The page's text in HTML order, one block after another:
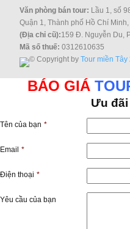
Văn phòng bán tour: Lầu 1, số
Quận 1, Thành phố Hồ Chí
(Địa chỉ cũ):159 Đ. Nguyễn Du,
Mã số thuế: 0312610635
© Copyright byTour miền Tây
BÁO GIÁ
Ưu
Tên của bạn *
Email *
Điện thoại *
Yêu cầu của bạn